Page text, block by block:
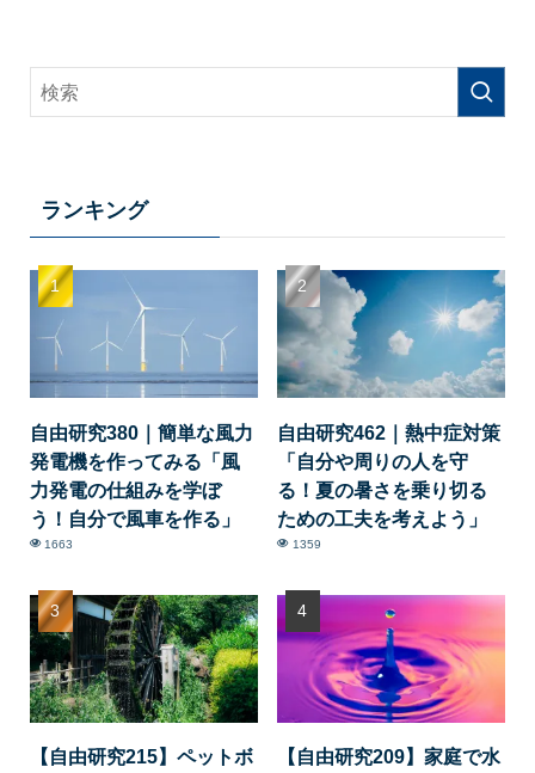
ランキング
自由研究380｜簡単な風力
発電機を作ってみる「風
力発電の仕組みを学ぼ
う！自分で風車を作る」
1663
自由研究462｜熱中症対策
「自分や周りの人を守
る！夏の暑さを乗り切る
ための工夫を考えよう」
1359
【自由研究215】ペットボ
【自由研究209】家庭で水